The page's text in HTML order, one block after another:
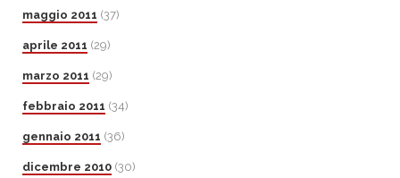
maggio 2011 (37)
aprile 2011 (29)
marzo 2011 (29)
febbraio 2011 (34)
gennaio 2011 (36)
dicembre 2010 (30)